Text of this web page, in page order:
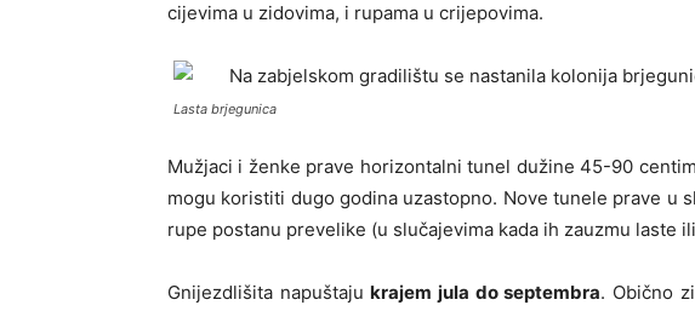
cijevima u zidovima, i rupama u crijepovima.
Lasta brjegunica
Mužjaci i ženke prave horizontalni tunel dužine 45-90
mogu koristiti dugo godina uzastopno. Nove tunele prave u
rupe postanu prevelike (u slučajevima kada ih zauzmu laste
Gnijezdlišita napuštajukrajem jula do septembra. Obično